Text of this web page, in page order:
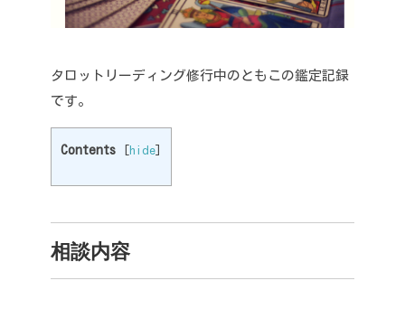
タロットリーディング修行中のともこの鑑定記録
です。
Contents hide
相談内容